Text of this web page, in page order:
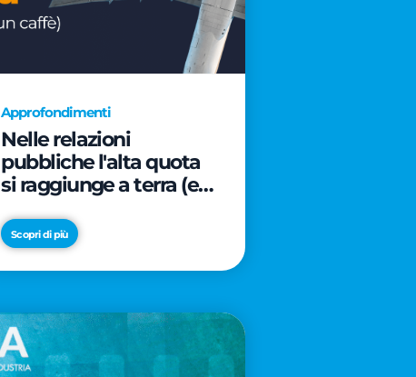
Approfondimenti
Nelle relazioni
pubbliche l'alta quota
si raggiunge a terra (e
Scopri di più